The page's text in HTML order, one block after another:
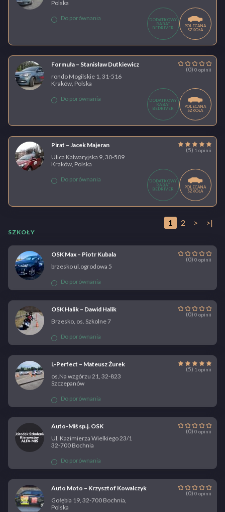
Polska
Do porównania
DODATKOWY
RABAT
BEDRIVER
POLECANA
SZKOŁA
Formuła – Stanisław Dutkiewicz
(0) 0 opinii
rondo Mogilskie 1, 31-516
Kraków, Polska
Do porównania
DODATKOWY
RABAT
BEDRIVER
POLECANA
SZKOŁA
Pirat – Jacek Majeran
(5) 1 opinii
Ulica Kalwaryjska 9, 30-509
Kraków, Polska
Do porównania
DODATKOWY
RABAT
BEDRIVER
POLECANA
SZKOŁA
1 2 > >|
SZKOŁY
OSK Max – Piotr Kubala
(0) 0 opinii
brzesko ul.ogrodowa 5
Do porównania
OSK Halik – Dawid Halik
(0) 0 opinii
Brzesko, os. Szkolne 7
Do porównania
L-Perfect – Mateusz Żurek
(5) 1 opinii
os.Na wzgórzu 21, 32-823
Szczepanów
Do porównania
Auto-Miś sp.j. OSK
(0) 0 opinii
Ul. Kazimierza Wielkiego 23/1
32-700 Bochnia
Do porównania
Auto Moto – Krzysztof Kowalczyk
(0) 0 opinii
Gołębia 19, 32-700 Bochnia,
Polska